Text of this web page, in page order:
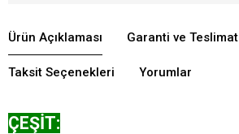
Ürün Açıklaması Garanti ve Teslimat
Taksit Seçenekleri Yorumlar
ÇEŞİT: